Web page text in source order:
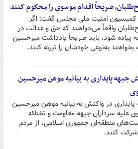
صریحاً اقدام موسوی را محکوم کنند
امنیت ملی مجلس گفت: اگر
واقعاً می‌خواهند که حق و عدالت در
پیاده شود، باید صریحاً یادداشت میرحسین
به‌نوعی خودشان را تبرئه کنند.
جبهه پایداری به بیانیه موهن میرحسین
پایداری‌ در واکنش به بیانیه‌ موهن‌ میرحسین
علیه سرداران‌ جبهه مقاومت‌ و تخطئه‌
منطقه‌ای جمهوری اسلامی، از مردم
کنند.